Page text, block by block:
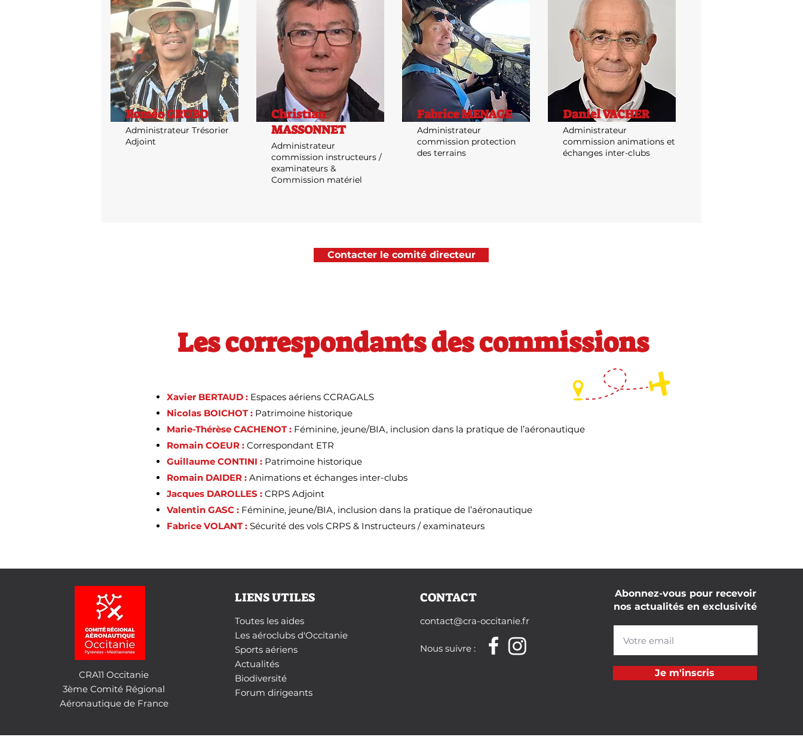
Roméo GRUBO
Administrateur Trésorier
Adjoint
Christian
MASSONNET
Administrateur
commission instructeurs /
examinateurs &
Commission matériel
Fabrice MENAGE
Administrateur
commission protection
des terrains
Daniel VACHER
Administrateur
commission animations et
échanges inter-clubs
Contacter le comité directeur
Les correspondants des commissions
Xavier BERTAUD : Espaces aériens CCRAGALS
Nicolas BOICHOT : Patrimoine historique
Marie-Thérèse CACHENOT : Féminine, jeune/BIA, inclusion dans la pratique de l’aéronautique
Romain COEUR : Correspondant ETR
Guillaume CONTINI : Patrimoine historique
Romain DAIDER : Animations et échanges inter-clubs
Jacques DAROLLES : CRPS Adjoint
Valentin GASC : Féminine, jeune/BIA, inclusion dans la pratique de l’aéronautique
Fabrice VOLANT : Sécurité des vols CRPS & Instructeurs / examinateurs
CRA11 Occitanie
3ème Comité Régional
Aéronautique de France
LIENS UTILES
Toutes les aides
Les aéroclubs d'Occitanie
Sports aériens
Actualités
Biodiversité
Forum dirigeants
CONTACT
contact@cra-occitanie.fr
Nous suivre :
Abonnez-vous pour recevoir
nos actualités en exclusivité
Je m'inscris